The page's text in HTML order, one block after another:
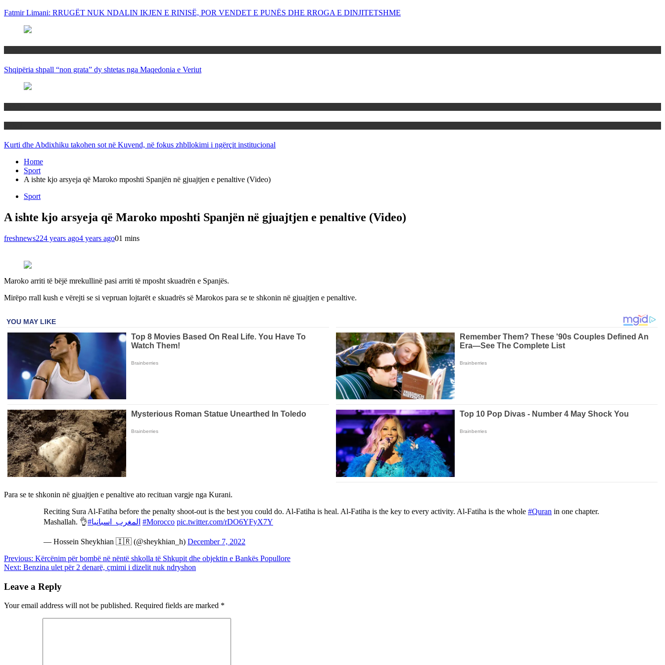
Fatmir Limani: RRUGËT NUK NDALIN IKJEN E RINISË, POR VENDET E PUNËS DHE RROGA E DINJITETSHME
Shqipëria shpall “non grata” dy shtetas nga Maqedonia e Veriut
Kurti dhe Abdixhiku takohen sot në Kuvend, në fokus zhbllokimi i ngërçit institucional
Home
Sport
A ishte kjo arsyeja që Maroko mposhti Spanjën në gjuajtjen e penaltive (Video)
Sport
A ishte kjo arsyeja që Maroko mposhti Spanjën në gjuajtjen e penaltive (Video)
freshnews224 years ago4 years ago01 mins
Maroko arriti të bëjë mrekullinë pasi arriti të mposht skuadrën e Spanjës.
Mirëpo rrall kush e vërejti se si vepruan lojtarët e skuadrës së Marokos para se te shkonin në gjuajtjen e penaltive.
Para se te shkonin në gjuajtjen e penaltive ato recituan vargje nga Kurani.
Reciting Sura Al-Fatiha before the penalty shoot-out is the best you could do. Al-Fatiha is heal. Al-Fatiha is the key to every activity. Al-Fatiha is the whole #Quran in one chapter.
Mashallah. 👌 #المغرب_اسبانيا #Morocco pic.twitter.com/rDO6YFyX7Y
— Hossein Sheykhian 🇮🇷 (@sheykhian_h) December 7, 2022
Post
navigation
Previous: Kërcënim për bombë në nëntë shkolla të Shkupit dhe objektin e Bankës Popullore
Next: Benzina ulet për 2 denarë, çmimi i dizelit nuk ndryshon
Leave a Reply
Your email address will not be published. Required fields are marked *